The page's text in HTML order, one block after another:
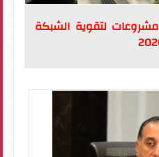
وزير الكهرباء: تنفيذ 105 مشروعات لتقوية الشبكة